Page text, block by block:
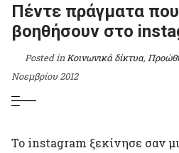
Πέντε πράγματα
βοηθήσουν στο
Posted in Κοινωνικά δίκτυα,
Νοεμβρίου 2012
Το instagram ξεκίνησε σαν